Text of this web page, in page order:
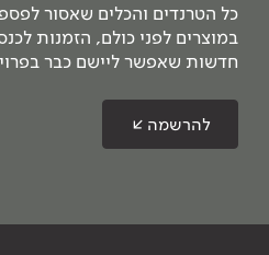
כל הטרנדים והכלים שאסור
במוצרים לפני כולם, הזמנות
חדשות שאפשר ליישם כבר
להרשמה